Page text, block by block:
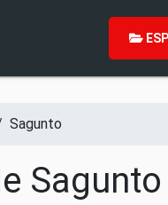
Sagunto